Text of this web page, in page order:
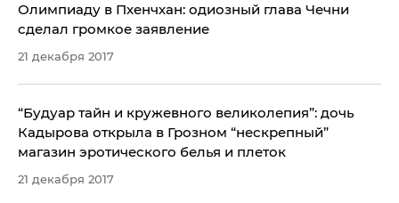
Олимпиаду в Пхенчхан: одиозный глава Чечни
сделал громкое заявление
21 декабря 2017
“Будуар тайн и кружевного великолепия”: дочь
Кадырова открыла в Грозном “нескрепный”
магазин эротического белья и плеток
21 декабря 2017